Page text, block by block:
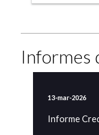
Informes
13-mar-2026
Informe